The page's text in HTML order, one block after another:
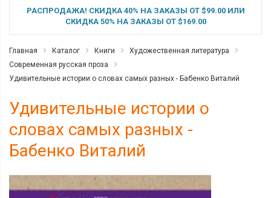
РАСПРОДАЖА! СКИДКА 40% НА ЗАКАЗЫ ОТ $99.00 ИЛИ
СКИДКА 50% НА ЗАКАЗЫ ОТ $169.00
Главная Каталог Книги
Художественная литература
Современная русская проза
Удивительные истории о словах самых разных - Бабенко Виталий
Удивительные истории о
словах самых разных -
Бабенко Виталий